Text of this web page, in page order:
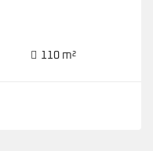
110 m²